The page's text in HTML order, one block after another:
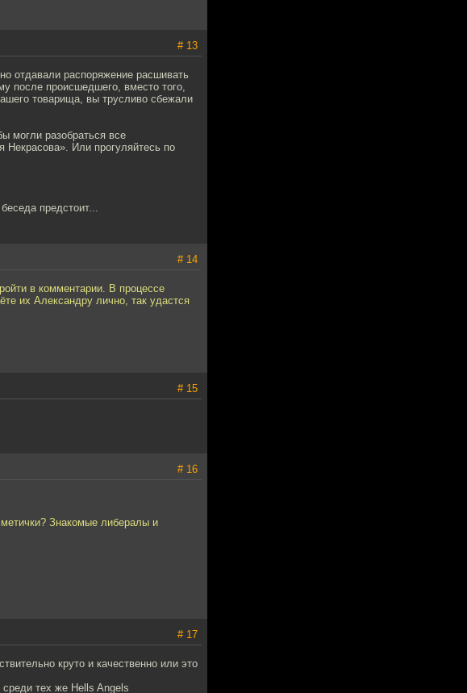
# 13
отдавали распоряжение расшивать
после происшедшего, вместо того,
товарища, вы трусливо сбежали
могли разобраться все
Некрасова». Или прогуляйтесь по
предстоит...
# 14
в комментарии. В процессе
их Александру лично, так удастся
# 15
# 16
Знакомые либералы и
# 17
круто и качественно или это
тех же Hells Angels